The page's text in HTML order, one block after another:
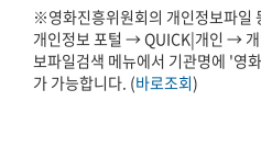
※영화진흥위원회의 개인정보파일
개인정보 포털 → QUICK|개인 →
보파일검색 메뉴에서 기관명에 '영
가 가능합니다. (바로조회)